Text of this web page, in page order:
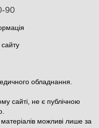
90
обладнання.
сайті, не є публічною
можливі лише за